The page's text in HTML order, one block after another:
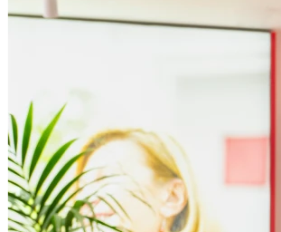
14h00 - 18h00
14h00 - 18h00
Vendredi
09h00 - 12h00
14h00 - 18h00
Samedi
09h00 - 12h00
Dimanche
Fermé